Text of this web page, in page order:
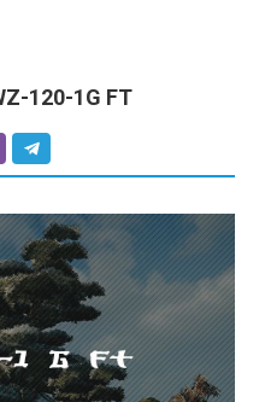
120-1G FT